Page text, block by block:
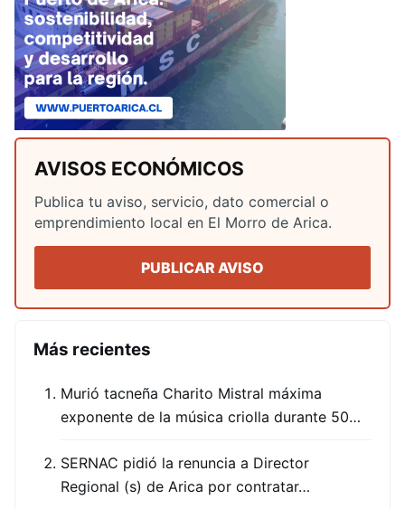
AVISOS ECONÓMICOS
Publica tu aviso, servicio, dato comercial o
emprendimiento local en El Morro de Arica.
PUBLICAR AVISO
Más recientes
Murió tacneña Charito Mistral máxima
exponente de la música criolla durante 50…
SERNAC pidió la renuncia a Director
Regional (s) de Arica por contratar…